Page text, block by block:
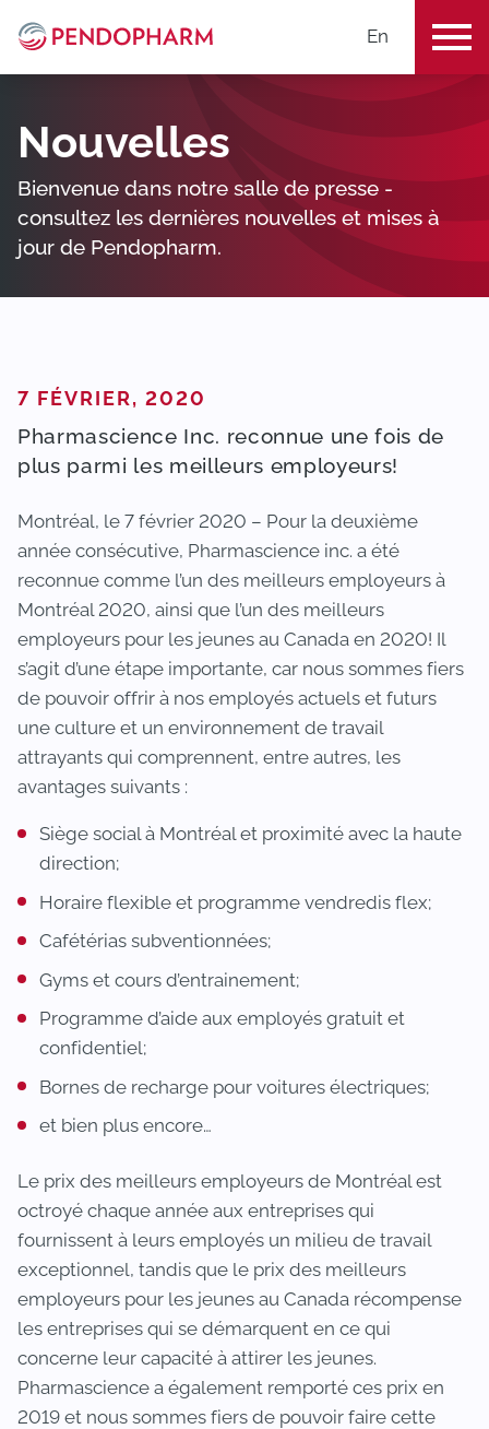
En
Nouvelles
Bienvenue dans notre salle de presse -
consultez les dernières nouvelles et mises à
jour de Pendopharm.
PUBLIÉ DANS
7 FÉVRIER, 2020
Pharmascience Inc. reconnue une fois de
plus parmi les meilleurs employeurs!
Montréal, le 7 février 2020 – Pour la deuxième
année consécutive, Pharmascience inc. a été
reconnue comme l’un des meilleurs employeurs à
Montréal 2020, ainsi que l’un des meilleurs
employeurs pour les jeunes au Canada en 2020! Il
s’agit d’une étape importante, car nous sommes fiers
de pouvoir offrir à nos employés actuels et futurs
une culture et un environnement de travail
attrayants qui comprennent, entre autres, les
avantages suivants :
Siège social à Montréal et proximité avec la haute
direction;
Horaire flexible et programme vendredis flex;
Cafétérias subventionnées;
Gyms et cours d’entrainement;
Programme d’aide aux employés gratuit et
confidentiel;
Bornes de recharge pour voitures électriques;
et bien plus encore…
Le prix des meilleurs employeurs de Montréal est
octroyé chaque année aux entreprises qui
fournissent à leurs employés un milieu de travail
exceptionnel, tandis que le prix des meilleurs
employeurs pour les jeunes au Canada récompense
les entreprises qui se démarquent en ce qui
concerne leur capacité à attirer les jeunes.
Pharmascience a également remporté ces prix en
2019 et nous sommes fiers de pouvoir faire cette